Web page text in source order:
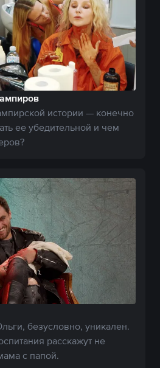
истории — конечно
ее убедительной и чем
безусловно, уникален.
расскажут не
с папой.